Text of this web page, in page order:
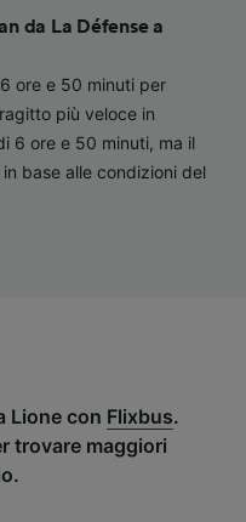
da La Défense a
ore e 50 minuti per
più veloce in
6 ore e 50 minuti, ma il
base alle condizioni del
Lione con Flixbus.
trovare maggiori
precisi.
del
e/o
delle prestazioni
ricerche sul